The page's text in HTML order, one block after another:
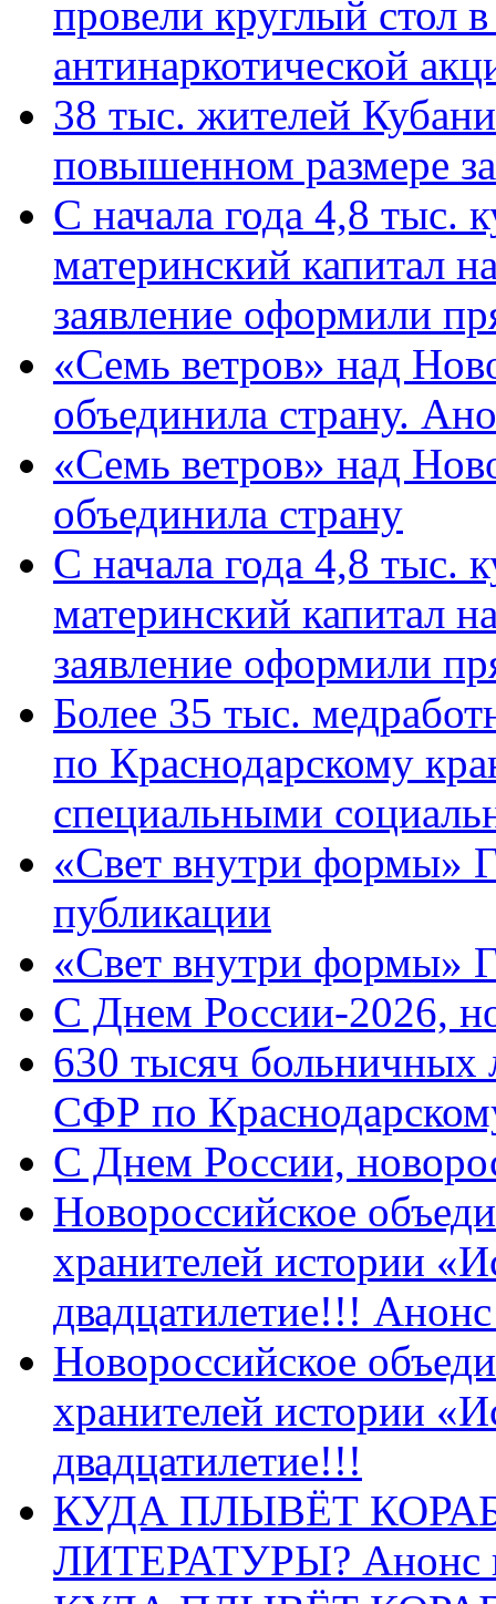
провели круглый стол
антинаркотической
38 тыс. жителей
повышенном размере
С начала года 4,8 тыс.
материнский капитал
заявление оформили
«Семь ветров» над
объединила страну.
«Семь ветров» над
объединила страну
С начала года 4,8 тыс.
материнский капитал
заявление оформили
Более 35 тыс.
по Краснодарскому
специальными
«Свет внутри формы»
публикации
«Свет внутри формы»
C Днем России-2026,
630 тысяч больничных
СФР по
C Днем России,
Новороссийское
хранителей истории
двадцатилетие!!!
Новороссийское
хранителей истории
двадцатилетие!!!
КУДА ПЛЫВЁТ
ЛИТЕРАТУРЫ? Анонс